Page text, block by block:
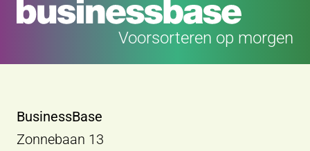
Voorsorteren op morgen
BusinessBase
Zonnebaan 13